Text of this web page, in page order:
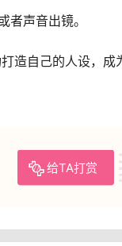
声音出镜。
造自己的人设，成
给TA打赏